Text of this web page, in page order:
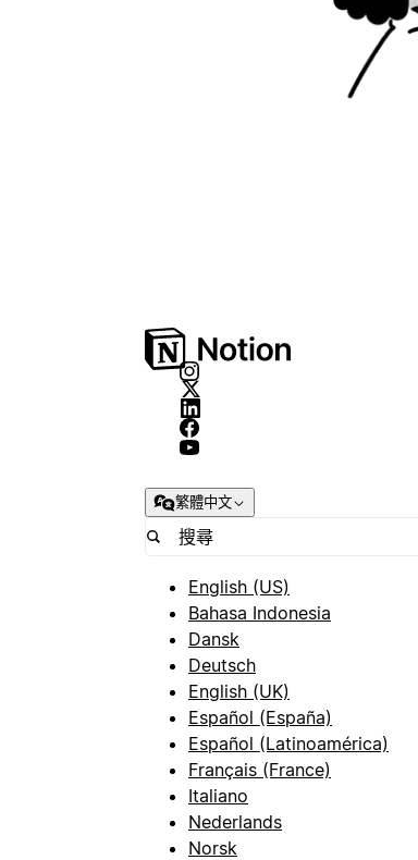
繁體中文
English (US)
Bahasa Indonesia
Dansk
Deutsch
English (UK)
Español (España)
Español (Latinoamérica)
Français (France)
Italiano
Nederlands
Norsk